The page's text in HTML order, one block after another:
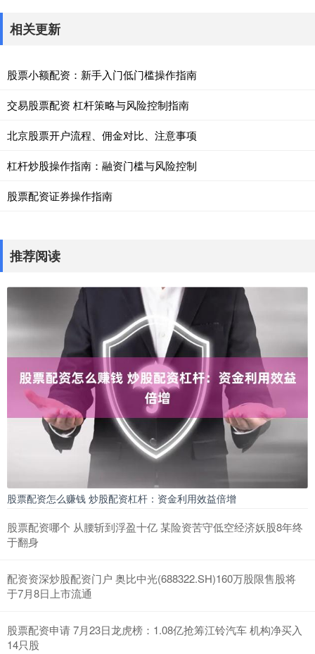
相关更新
股票小额配资：新手入门低门槛操作指南
交易股票配资 杠杆策略与风险控制指南
北京股票开户流程、佣金对比、注意事项
杠杆炒股操作指南：融资门槛与风险控制
股票配资证券操作指南
推荐阅读
股票配资怎么赚钱 炒股配资杠杆：资金利用效益倍增
股票配资哪个 从腰斩到浮盈十亿 某险资苦守低空经济妖股8年终
于翻身
配资资深炒股配资门户 奥比中光(688322.SH)160万股限售股将
于7月8日上市流通
股票配资申请 7月23日龙虎榜：1.08亿抢筹江铃汽车 机构净买入
14只股